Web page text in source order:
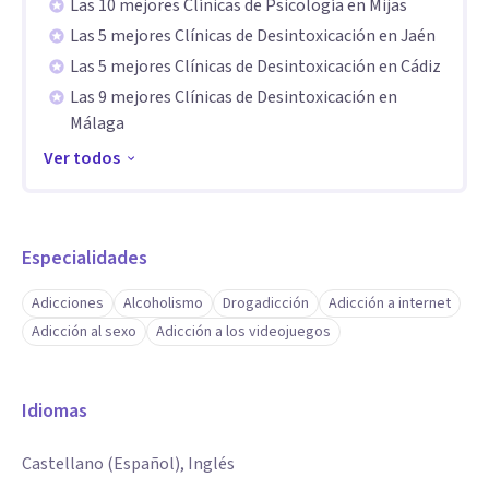
Reservado y bien comunicado.
La privacidad es una de las señas de MonteAlminara. A sólo
25 minutos de Málaga capital, MonteAlminara es un balcón
al mar Mediterráneo entre almendros y vides.
atención 24/7/365.
Alto nivel de recuperación.
Apoyo de centros ambulatorios en Málaga:
Las 10 mejores Clínicas de Psicología en Mijas
Las 5 mejores Clínicas de Desintoxicación en Jaén
Las 5 mejores Clínicas de Desintoxicación en Cádiz
Las 9 mejores Clínicas de Desintoxicación en
Málaga
Ver todos
Especialidades
Adicciones Alcoholismo Drogadicción
Adicción a internet
Adicción al sexo
Adicción a los videojuegos
Idiomas
Castellano (Español), Inglés